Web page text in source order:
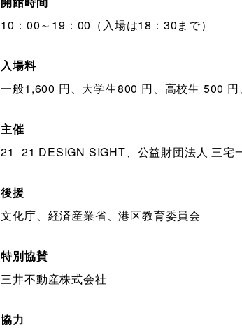
10：00～19：00（入場は18：30まで）
入場料
一般1,600 円、大学生800 円、高校生 500
主催
21_21 DESIGN SIGHT、公益財団法人 三宅
後援
文化庁、経済産業省、港区教育委員会
特別協賛
三井不動産株式会社
協力